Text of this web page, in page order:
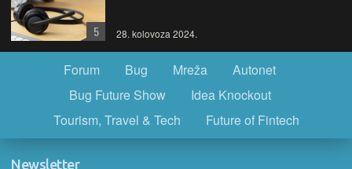
28. kolovoza 2024.
5
Forum Bug Mreža
Autonet
Bug Future Show
Idea Knockout
Tourism, Travel & Tech
Future of Fintech
Newsletter